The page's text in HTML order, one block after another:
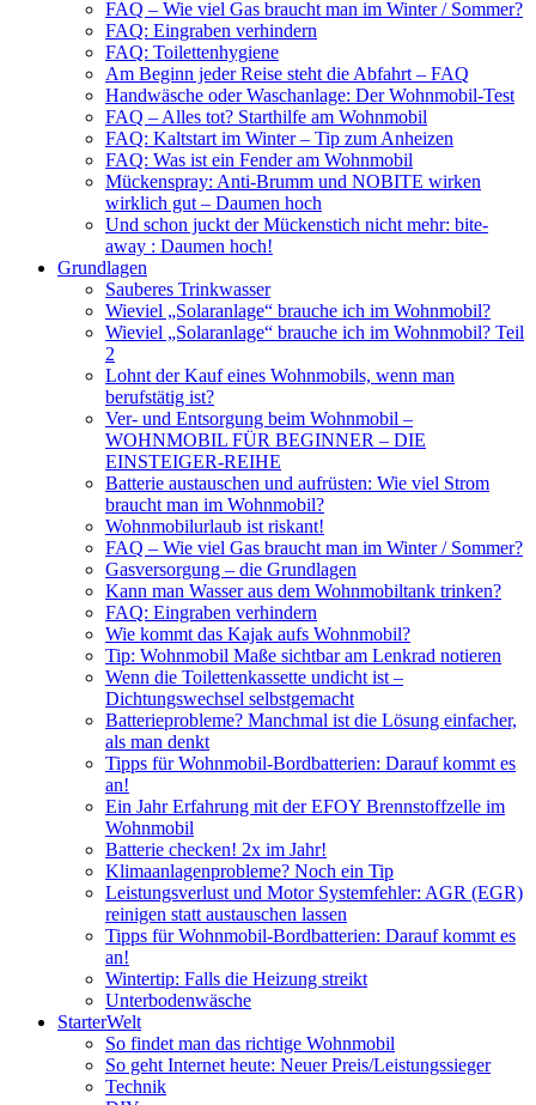
FAQ – Wie viel Gas braucht man im Winter / Sommer?
FAQ: Eingraben verhindern
FAQ: Toilettenhygiene
Am Beginn jeder Reise steht die Abfahrt – FAQ
Handwäsche oder Waschanlage: Der Wohnmobil-Test
FAQ – Alles tot? Starthilfe am Wohnmobil
FAQ: Kaltstart im Winter – Tip zum Anheizen
FAQ: Was ist ein Fender am Wohnmobil
Mückenspray: Anti-Brumm und NOBITE wirken
wirklich gut – Daumen hoch
Und schon juckt der Mückenstich nicht mehr: bite-
away : Daumen hoch!
Grundlagen
Sauberes Trinkwasser
Wieviel „Solaranlage“ brauche ich im Wohnmobil?
Wieviel „Solaranlage“ brauche ich im Wohnmobil? Teil
2
Lohnt der Kauf eines Wohnmobils, wenn man
berufstätig ist?
Ver- und Entsorgung beim Wohnmobil –
WOHNMOBIL FÜR BEGINNER – DIE
EINSTEIGER-REIHE
Batterie austauschen und aufrüsten: Wie viel Strom
braucht man im Wohnmobil?
Wohnmobilurlaub ist riskant!
FAQ – Wie viel Gas braucht man im Winter / Sommer?
Gasversorgung – die Grundlagen
Kann man Wasser aus dem Wohnmobiltank trinken?
FAQ: Eingraben verhindern
Wie kommt das Kajak aufs Wohnmobil?
Tip: Wohnmobil Maße sichtbar am Lenkrad notieren
Wenn die Toilettenkassette undicht ist –
Dichtungswechsel selbstgemacht
Batterieprobleme? Manchmal ist die Lösung einfacher,
als man denkt
Tipps für Wohnmobil-Bordbatterien: Darauf kommt es
an!
Ein Jahr Erfahrung mit der EFOY Brennstoffzelle im
Wohnmobil
Batterie checken! 2x im Jahr!
Klimaanlagenprobleme? Noch ein Tip
Leistungsverlust und Motor Systemfehler: AGR (EGR)
reinigen statt austauschen lassen
Tipps für Wohnmobil-Bordbatterien: Darauf kommt es
an!
Wintertip: Falls die Heizung streikt
Unterbodenwäsche
StarterWelt
So findet man das richtige Wohnmobil
So geht Internet heute: Neuer Preis/Leistungssieger
Technik